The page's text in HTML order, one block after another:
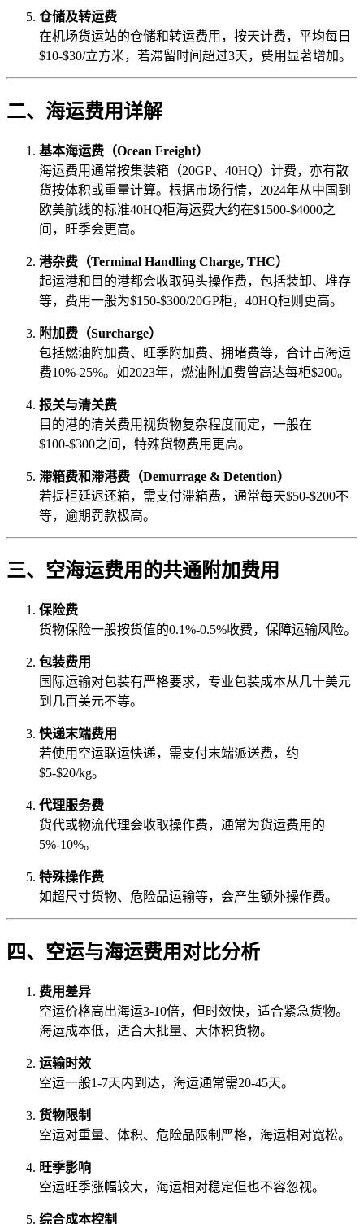
仓储及转运费
在机场货运站的仓储和转运费用，按天计费，平均每日
$10-$30/立方米，若滞留时间超过3天，费用显著增加。
二、海运费用详解
基本海运费（Ocean Freight）
海运费用通常按集装箱（20GP、40HQ）计费，亦有散
货按体积或重量计算。根据市场行情，2024年从中国到
欧美航线的标准40HQ柜海运费大约在$1500-$4000之
间，旺季会更高。
港杂费（Terminal Handling Charge, THC）
起运港和目的港都会收取码头操作费，包括装卸、堆存
等，费用一般为$150-$300/20GP柜，40HQ柜则更高。
附加费（Surcharge）
包括燃油附加费、旺季附加费、拥堵费等，合计占海运
费10%-25%。如2023年，燃油附加费曾高达每柜$200。
报关与清关费
目的港的清关费用视货物复杂程度而定，一般在
$100-$300之间，特殊货物费用更高。
滞箱费和滞港费（Demurrage & Detention）
若提柜延迟还箱，需支付滞箱费，通常每天$50-$200不
等，逾期罚款极高。
三、空海运费用的共通附加费用
保险费
货物保险一般按货值的0.1%-0.5%收费，保障运输风险。
包装费用
国际运输对包装有严格要求，专业包装成本从几十美元
到几百美元不等。
快递末端费用
若使用空运联运快递，需支付末端派送费，约
$5-$20/kg。
代理服务费
货代或物流代理会收取操作费，通常为货运费用的
5%-10%。
特殊操作费
如超尺寸货物、危险品运输等，会产生额外操作费。
四、空运与海运费用对比分析
费用差异
空运价格高出海运3-10倍，但时效快，适合紧急货物。
海运成本低，适合大批量、大体积货物。
运输时效
空运一般1-7天内到达，海运通常需20-45天。
货物限制
空运对重量、体积、危险品限制严格，海运相对宽松。
旺季影响
空运旺季涨幅较大，海运相对稳定但也不容忽视。
综合成本控制